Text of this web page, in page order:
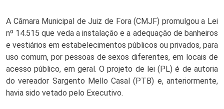
A Câmara Municipal de Juiz de Fora (CMJF) promulgou a Lei
nº 14.515 que veda a instalação e a adequação de banheiros
e vestiários em estabelecimentos públicos ou privados, para
uso comum, por pessoas de sexos diferentes, em locais de
acesso público, em geral. O projeto de lei (PL) é de autoria
do vereador Sargento Mello Casal (PTB) e, anteriormente,
havia sido vetado pelo Executivo.